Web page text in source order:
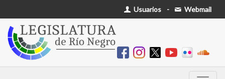
Usuarios - Webmail